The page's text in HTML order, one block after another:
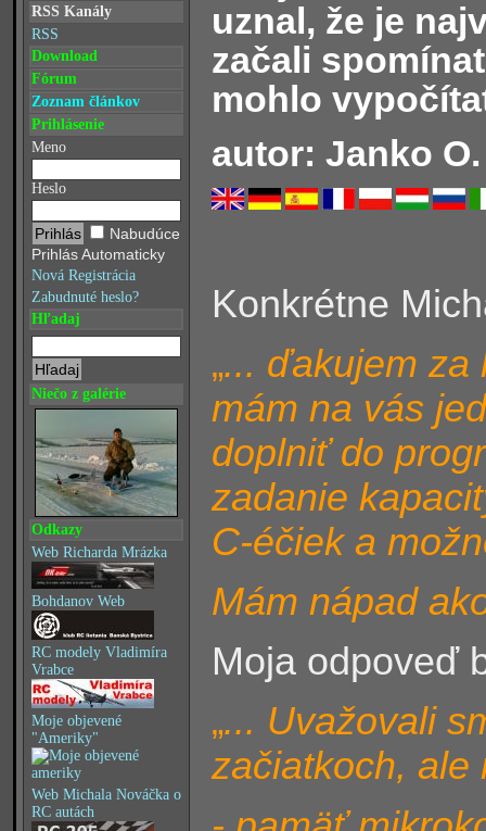
RSS Kanály
RSS
Download
Fórum
Zoznam článkov
Prihlásenie
Meno
Heslo
Nabudúce
Prihlás Automaticky
Nová Registrácia
Zabudnuté heslo?
Hľadaj
Niečo z galérie
Odkazy
Web Richarda Mrázka
Bohdanov Web
RC modely Vladimíra
Vrabce
Moje objevené
"Ameriky"
Web Michala Nováčka o
RC autách
uznal, že je
začali
mohlo
autor: Janko O.
Konkrétne
„... ďakujem za
mám na vás
doplniť do
zadanie
C-éčiek a
Mám nápad
Moja odpoveď
„... Uvažovali
začiatkoch, ale